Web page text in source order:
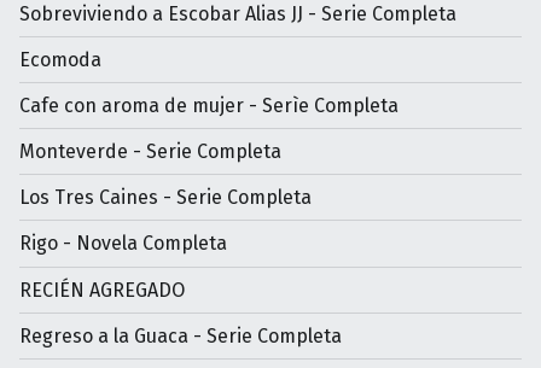
Sobreviviendo a Escobar Alias JJ - Serie Completa
Ecomoda
Cafe con aroma de mujer - Serìe Completa
Monteverde - Serie Completa
Los Tres Caines - Serie Completa
Rigo - Novela Completa
RECIÉN AGREGADO
Regreso a la Guaca - Serie Completa